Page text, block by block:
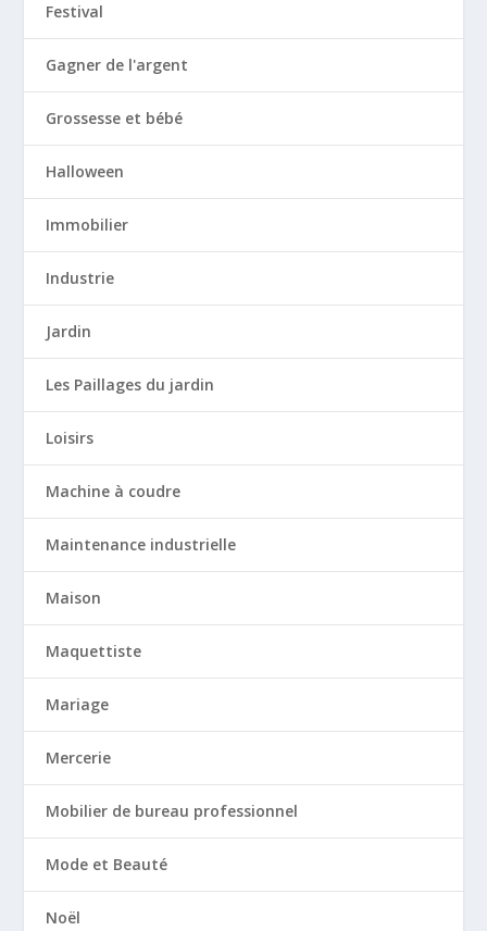
Festival
Gagner de l'argent
Grossesse et bébé
Halloween
Immobilier
Industrie
Jardin
Les Paillages du jardin
Loisirs
Machine à coudre
Maintenance industrielle
Maison
Maquettiste
Mariage
Mercerie
Mobilier de bureau professionnel
Mode et Beauté
Noël